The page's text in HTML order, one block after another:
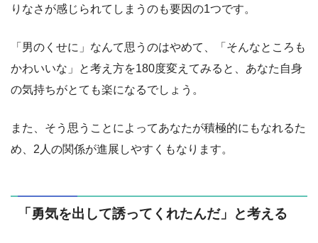
りなさが感じられてしまうのも要因の1つです。
「男のくせに」なんて思うのはやめて、「そんなところも
かわいいな」と考え方を180度変えてみると、あなた自身
の気持ちがとても楽になるでしょう。
また、そう思うことによってあなたが積極的にもなれるた
め、2人の関係が進展しやすくもなります。
「勇気を出して誘ってくれたんだ」と考える